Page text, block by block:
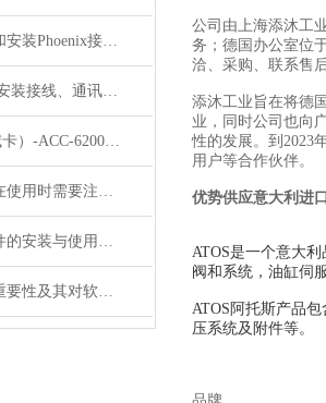
如何正确选择和安装Phoenix接插件以确保其性能？
Phoenix继电器安装接线、通讯集成与故障诊断指南
WIKA（德国威卡）-ACC-6200系列压力变送器简介
穆尔接口模块在使用时需要注意哪些问题？
菲尼克斯接插件的安装与使用技巧
穆尔接插件的重要性及其对软件开发的影响
公司由上海添沐工
务；德国办公室位
洽、采购、联系售
添沐工业旨在将德
业，同时公司也向
性的发展。到2023
用户等合作伙伴。
优势供应意大利进
ATOS是一个意大
阀和系统，油缸伺
ATOS阿托斯产品
压系统及附件等。